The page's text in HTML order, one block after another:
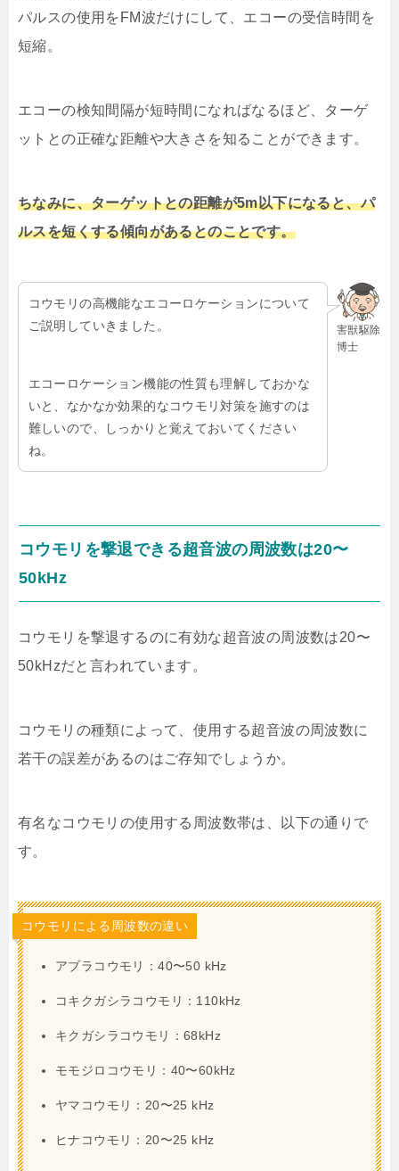
パルスの使用をFM波だけにして、エコーの受信時間を
短縮。
エコーの検知間隔が短時間になればなるほど、ターゲ
ットとの正確な距離や大きさを知ることができます。
ちなみに、ターゲットとの距離が5m以下になると、パ
ルスを短くする傾向があるとのことです。
害獣駆除
博士
コウモリの高機能なエコーロケーションについて
ご説明していきました。
エコーロケーション機能の性質も理解しておかな
いと、なかなか効果的なコウモリ対策を施すのは
難しいので、しっかりと覚えておいてください
ね。
コウモリを撃退できる超音波の周波数は20〜
50kHz
コウモリを撃退するのに有効な超音波の周波数は20〜
50kHzだと言われています。
コウモリの種類によって、使用する超音波の周波数に
若干の誤差があるのはご存知でしょうか。
有名なコウモリの使用する周波数帯は、以下の通りで
す。
コウモリによる周波数の違い
アブラコウモリ：40〜50 kHz
コキクガシラコウモリ：110kHz
キクガシラコウモリ：68kHz
モモジロコウモリ：40〜60kHz
ヤマコウモリ：20〜25 kHz
ヒナコウモリ：20〜25 kHz